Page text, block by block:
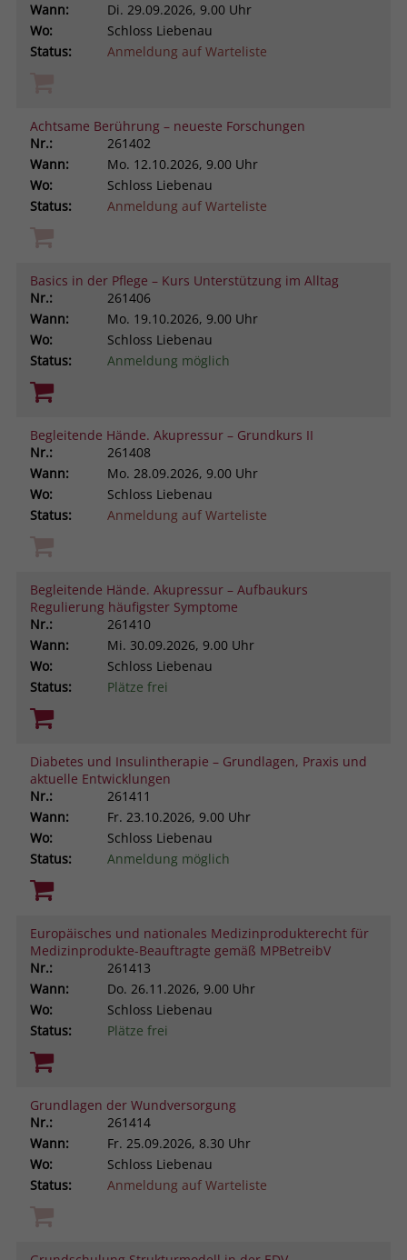
Wann:
Di. 29.09.2026, 9.00 Uhr
Wo:
Schloss Liebenau
Status:
Anmeldung auf Warteliste
Achtsame Berührung – neueste Forschungen
Nr.:
261402
Wann:
Mo. 12.10.2026, 9.00 Uhr
Wo:
Schloss Liebenau
Status:
Anmeldung auf Warteliste
Basics in der Pflege – Kurs Unterstützung im Alltag
Nr.:
261406
Wann:
Mo. 19.10.2026, 9.00 Uhr
Wo:
Schloss Liebenau
Status:
Anmeldung möglich
Begleitende Hände. Akupressur – Grundkurs II
Nr.:
261408
Wann:
Mo. 28.09.2026, 9.00 Uhr
Wo:
Schloss Liebenau
Status:
Anmeldung auf Warteliste
Begleitende Hände. Akupressur – Aufbaukurs
Regulierung häufigster Symptome
Nr.:
261410
Wann:
Mi. 30.09.2026, 9.00 Uhr
Wo:
Schloss Liebenau
Status:
Plätze frei
Diabetes und Insulintherapie – Grundlagen, Praxis und
aktuelle Entwicklungen
Nr.:
261411
Wann:
Fr. 23.10.2026, 9.00 Uhr
Wo:
Schloss Liebenau
Status:
Anmeldung möglich
Europäisches und nationales Medizinprodukterecht für
Medizinprodukte-Beauftragte gemäß MPBetreibV
Nr.:
261413
Wann:
Do. 26.11.2026, 9.00 Uhr
Wo:
Schloss Liebenau
Status:
Plätze frei
Grundlagen der Wundversorgung
Nr.:
261414
Wann:
Fr. 25.09.2026, 8.30 Uhr
Wo:
Schloss Liebenau
Status:
Anmeldung auf Warteliste